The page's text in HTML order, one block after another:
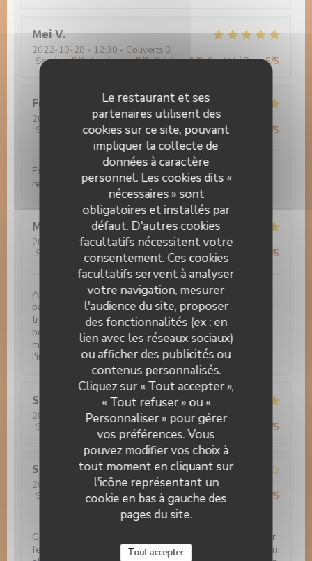
Le restaurant et ses
partenaires utilisent des
cookies sur ce site, pouvant
impliquer la collecte de
données à caractère
personnel. Les cookies dits «
nécessaires » sont
obligatoires et installés par
défaut. D'autres cookies
facultatifs nécessitent votre
consentement. Ces cookies
facultatifs servent à analyser
votre navigation, mesurer
l'audience du site, proposer
des fonctionnalités (ex : en
lien avec les réseaux sociaux)
ou afficher des publicités ou
contenus personnalisés.
Cliquez sur « Tout accepter »,
« Tout refuser » ou «
Personnaliser » pour gérer
vos préférences. Vous
pouvez modifier vos choix à
tout moment en cliquant sur
l'icône représentant un
cookie en bas à gauche des
pages du site.
Tout accepter
Mei V
2022-10-28 - 12:30 - Couverts 3
Service:5/5 Ambiance:5/5 Cuisine:5/5 Qualité / Prix:5/5
Francoise
2022-10-27
- 12:00 - Couverts 2
Service
/5 Ambiance:5/5 Cuisine :5/5 Qualité / Prix /5
Excellente cuisine... Beau cadre... Très bon service... A
recommander...
Michèle
2022-10-12- 19:30 - Couverts 3
Service
/5 Ambiance:5/5 Cuisine: 5/5 Qualité / Prix /5
Acceil très professionnelle et chaleureuse par le
patron. Tout est fait maison. Excellente cuisine
traditionnelle, tartes flambées, souris d'agneau, gibier,
boeuf tout est merveilleux. Les desserts sont divin -
même si vous n'avez plus faim il ne faut pas faire
l'impasse. Je conseil fortement.
Sandra
2022-10-11 - 12:00 - Couverts 2
Service
: 5/5 Cuisine 5/5 /5
Stefanie
P
2022-10-04
- 19:00 - Couverts 4
Service
/5 Ambiance: 4/5 Cuisine:5/5 Qualité / Prix /5
Gemütliches Ambiente. Ausgezeichneter Fisch mit sehr
feiner Sauce, Gemüsebeilagen könnte etwas mehr sein
Auberge Au Cheval Blanc